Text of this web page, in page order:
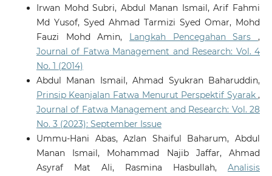
Irwan Mohd Subri, Abdul Manan Ismail, Arif Fahmi
Md Yusof, Syed Ahmad Tarmizi Syed Omar, Mohd
Fauzi Mohd Amin, Langkah Pencegahan Sars,
Journal of Fatwa Management and Research: Vol. 4
No. 1 (2014)
Abdul Manan Ismail, Ahmad Syukran Baharuddin,
Prinsip Keanjalan Fatwa Menurut Perspektif Syarak,
Journal of Fatwa Management and Research: Vol. 28
No. 3 (2023): September Issue
Ummu-Hani Abas, Azlan Shaiful Baharum, Abdul
Manan Ismail, Mohammad Najib Jaffar, Ahmad
Asyraf Mat Ali, Rasmina Hasbullah,Analisis